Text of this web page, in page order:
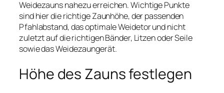
Weidezauns nahezu erreichen. Wichtige Punkte
sind hier die richtige Zaunhöhe, der passenden
Pfahlabstand, das optimale Weidetor und nicht
zuletzt auf die richtigen Bänder, Litzen oder Seile
sowie das Weidezaungerät.
Höhe des Zauns festlegen